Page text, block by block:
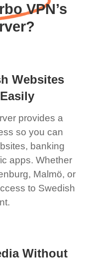
VPN’s
Websites
provides a
so you can
banking
apps. Whether
Malmö, or
to Swedish
Without